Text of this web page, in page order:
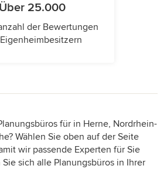
Über 25.000
der Bewertungen
für in Herne, Nordrhein-
Wählen Sie oben auf der Seite
wir passende Experten für Sie
sich alle Planungsbüros in Ihrer